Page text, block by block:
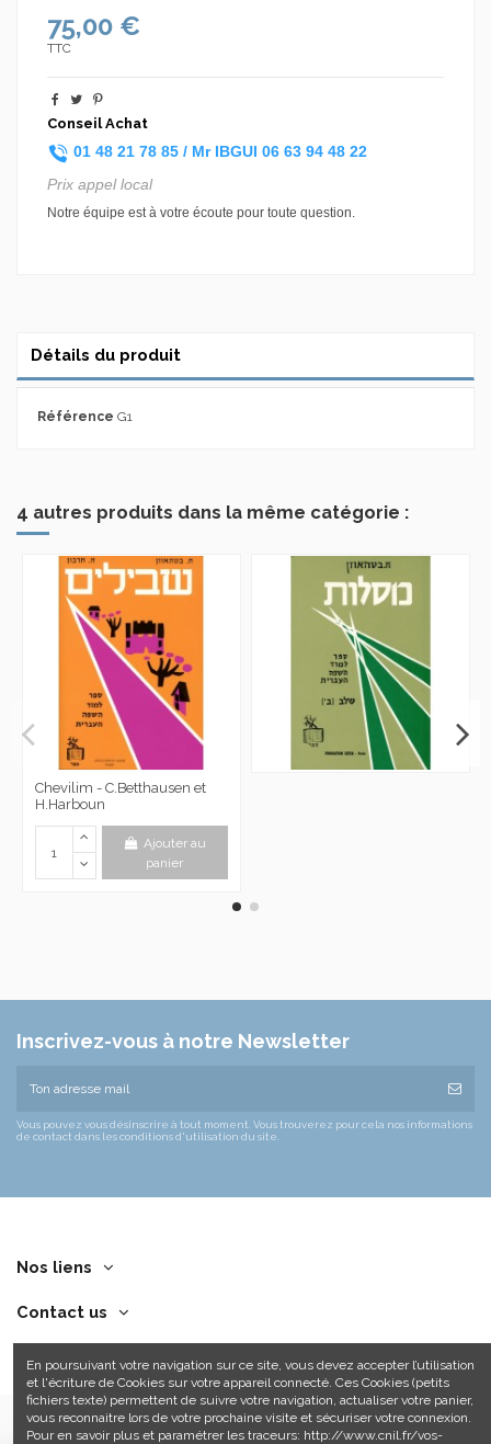
75,00 €
TTC
Conseil Achat
01 48 21 78 85 / Mr IBGUI 06 63 94 48 22
Prix appel local
Notre équipe est à votre écoute pour toute question.
Détails du produit
Référence G1
4 autres produits dans la même catégorie :
Chevilim - C.Betthausen et
H.Harboun
Ajouter au
panier
Inscrivez-vous à notre Newsletter
Vous pouvez vous désinscrire à tout moment. Vous trouverez pour cela nos informations
de contact dans les conditions d'utilisation du site.
Nos liens
Contact us
En poursuivant votre navigation sur ce site, vous devez accepter l’utilisation
et l'écriture de Cookies sur votre appareil connecté. Ces Cookies (petits
fichiers texte) permettent de suivre votre navigation, actualiser votre panier,
vous reconnaitre lors de votre prochaine visite et sécuriser votre connexion.
Pour en savoir plus et paramétrer les traceurs: http://www.cnil.fr/vos-